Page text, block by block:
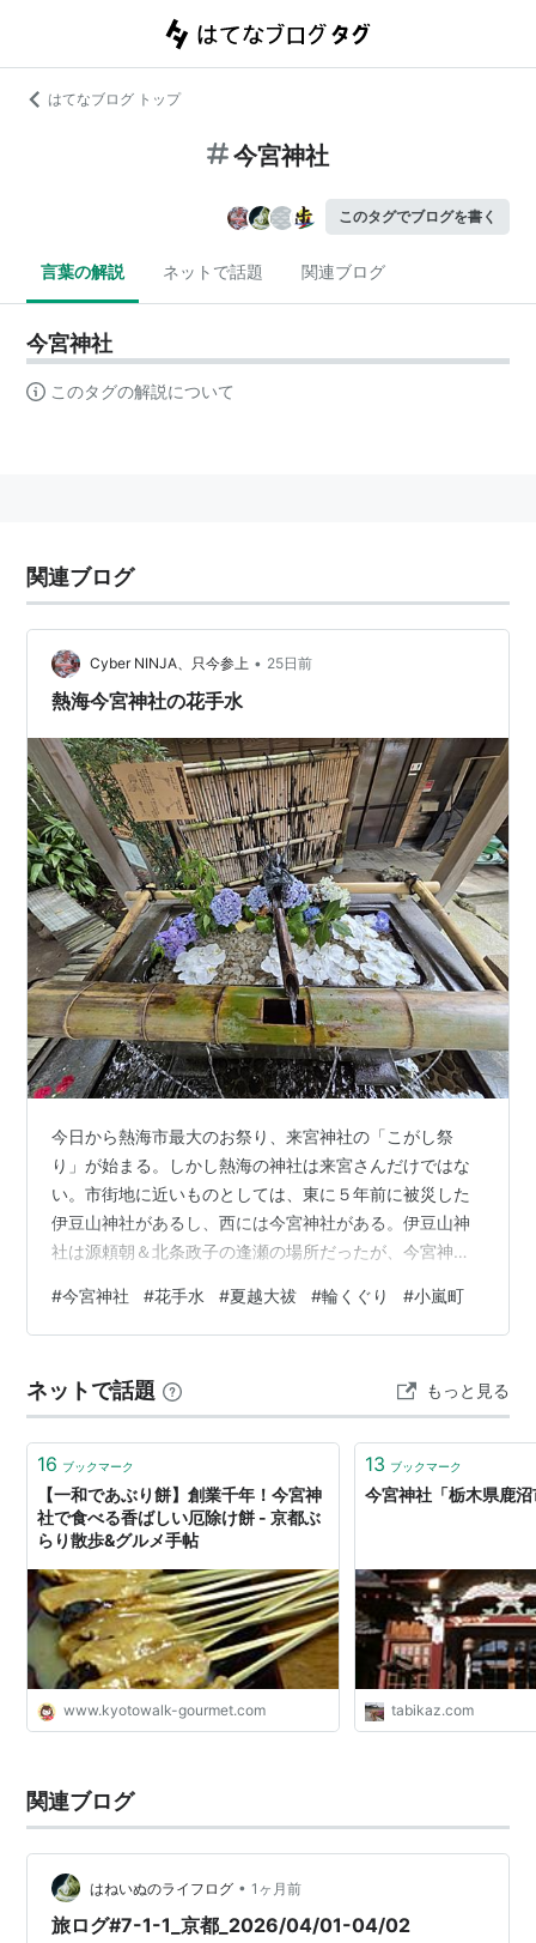
はてなブログ トップ
今宮神社
このタグでブログを書く
言葉の解説 ネットで話題 関連ブログ
今宮神社
このタグの解説について
関連ブログ
Cyber NINJA、只今参上 • 25日前
熱海今宮神社の花手水
今日から熱海市最大のお祭り、来宮神社の「こがし祭
り」が始まる。しかし熱海の神社は来宮さんだけではな
い。市街地に近いものとしては、東に５年前に被災した
伊豆山神社があるし、西には今宮神社がある。伊豆山神
社は源頼朝＆北条政子の逢瀬の場所だったが、今宮神社
たとの伝説がある（*1）。 今宮神社では、毎年６月末に
「夏越大祓」を行い、その後境内に「花手水」を飾る。
がないので、いい機会だと出かけてみた。 今宮神社の鳥
居 自宅近くのバス停から、紅葉が丘行きのバスに乗り、
昭和町から小嵐町へと坂を登ってゆく。小嵐町…
#今宮神社 #花手水 #夏越大祓 #輪くぐり #小嵐町
ネットで話題 もっと見る
16 ブックマーク
【一和であぶり餅】創業千年！今宮神
社で食べる香ばしい厄除け餅 - 京都ぶ
らり散歩&グルメ手帖
www.kyotowalk-gourmet.com
13 ブックマーク
今宮神社「栃木県鹿
tabikaz.com
関連ブログ
はねいぬのライフログ • 1ヶ月前
旅ログ#7-1-1_京都_2026/04/01-04/02